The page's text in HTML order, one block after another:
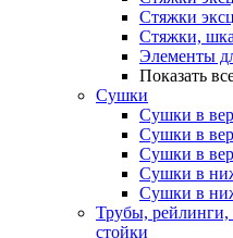
Стяжки
Стяжки,
Элементы
Показать
Сушки
Сушки в
Сушки в
Сушки в
Сушки в
Сушки в
Трубы, рейлинги,
стойки